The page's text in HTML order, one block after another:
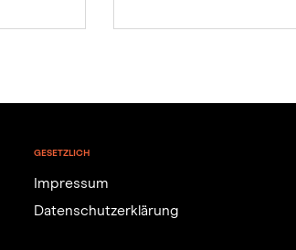
GESETZLICH
Impressum
Datenschutzerklärung